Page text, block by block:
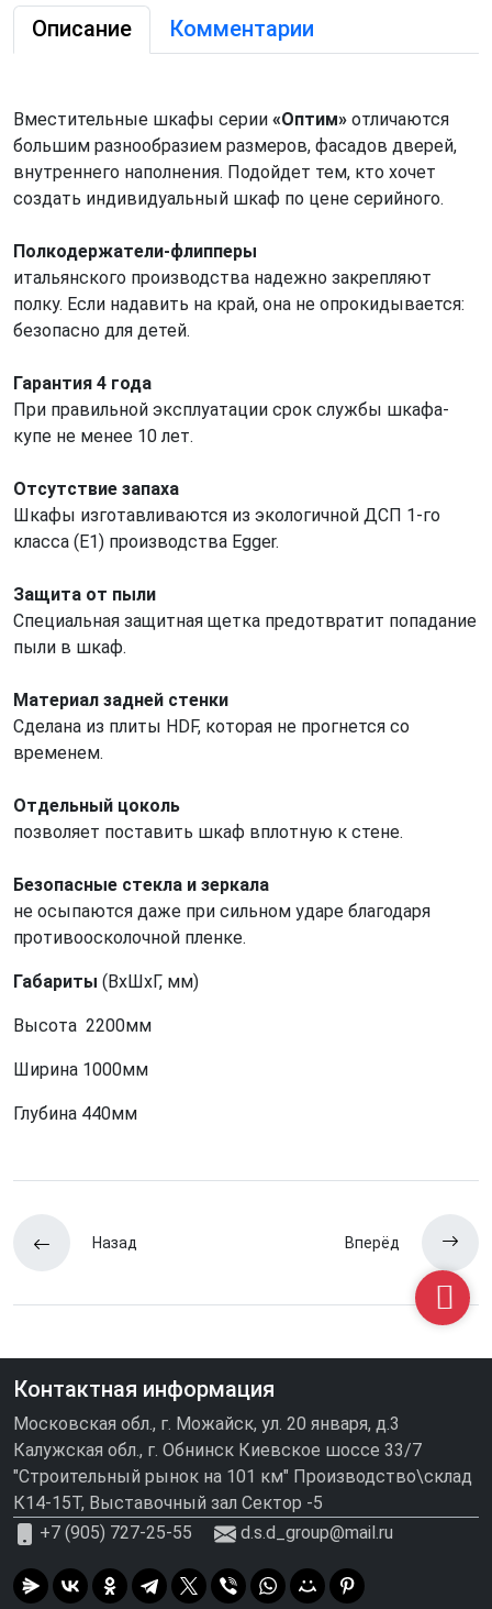
Описание Комментарии
Вместительные шкафы серии «Оптим» отличаются
большим разнообразием размеров, фасадов дверей,
внутреннего наполнения. Подойдет тем, кто хочет
создать индивидуальный шкаф по цене серийного.
Полкодержатели-флипперы
итальянского производства надежно закрепляют
полку. Если надавить на край, она не опрокидывается:
безопасно для детей.
Гарантия 4 года
При правильной эксплуатации срок службы шкафа-
купе не менее 10 лет.
Отсутствие запаха
Шкафы изготавливаются из экологичной ДСП 1-го
класса (Е1) производства Egger.
Защита от пыли
Специальная защитная щетка предотвратит попадание
пыли в шкаф.
Материал задней стенки
Сделана из плиты HDF, которая не прогнется со
временем.
Отдельный цоколь
позволяет поставить шкаф вплотную к стене.
Безопасные стекла и зеркала
не осыпаются даже при сильном ударе благодаря
противоосколочной пленке.
Габариты (ВхШхГ, мм)
Высота 2200мм
Ширина 1000мм
Глубина 440мм
Назад Вперёд
Контактная информация
Московская обл., г. Можайск, ул. 20 января, д.3
Калужская обл., г. Обнинск Киевское шоссе 33/7
"Строительный рынок на 101 км" Производство\склад
К14-15Т, Выставочный зал Сектор -5
+7 (905) 727-25-55
d.s.d_group@mail.ru